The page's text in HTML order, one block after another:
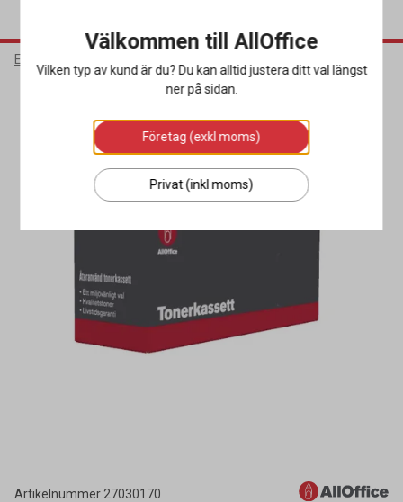
Elektronik
Miljöval
Artikelnummer 27030170
Välkommen till AllOffice
Vilken typ av kund är du? Du kan alltid justera ditt val längst
ner på sidan.
Företag (exkl moms)
Privat (inkl moms)